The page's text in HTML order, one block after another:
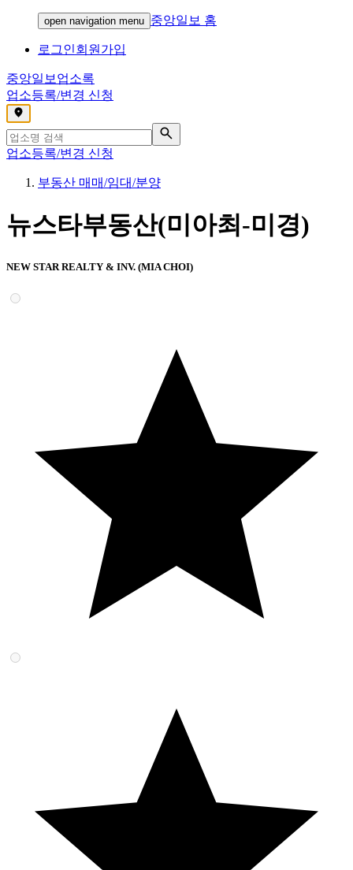
open navigation menu 중앙일보 홈
로그인회원가입
중앙일보 업소록
업소등록/변경 신청
,
업소등록/변경 신청
부동산 매매/임대/분양
뉴스타부동산(미아최-미경)
NEW STAR REALTY & INV. (MIA CHOI)